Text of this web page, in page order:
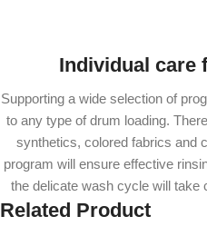
Individual care
Supporting a wide selection of
to any type of drum loading.
synthetics, colored fabrics and
program will ensure effective
the delicate wash cycle will take
Related Product